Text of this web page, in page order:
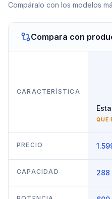
Compáralo con los modelos
Compara con
CARACTERÍSTICA
QUE
PRECIO
CAPACIDAD 288